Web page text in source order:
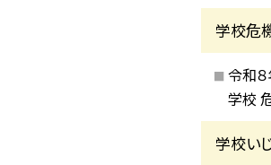
学校危
令和
学校
学校い